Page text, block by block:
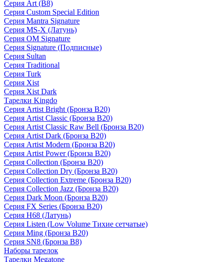
Серия Art (B8)
Серия Custom Special Edition
Серия Mantra Signature
Серия MS-X (Латунь)
Серия OM Signature
Серия Signature (Подписные)
Серия Sultan
Серия Traditional
Серия Turk
Серия Xist
Серия Xist Dark
Тарелки Kingdo
Серия Artist Bright (Бронза B20)
Серия Artist Classic (Бронза B20)
Серия Artist Classic Raw Bell (Бронза B20)
Серия Artist Dark (Бронза B20)
Серия Artist Modern (Бронза B20)
Серия Artist Power (Бронза B20)
Серия Collection (Бронза B20)
Серия Collection Dry (Бронза B20)
Серия Collection Extreme (Бронза B20)
Серия Collection Jazz (Бронза B20)
Серия Dark Moon (Бронза B20)
Серия FX Series (Бронза B20)
Серия H68 (Латунь)
Серия Listen (Low Volume Тихие сетчатые)
Серия Ming (Бронза B20)
Серия SN8 (Бронза B8)
Наборы тарелок
Тарелки Megatone